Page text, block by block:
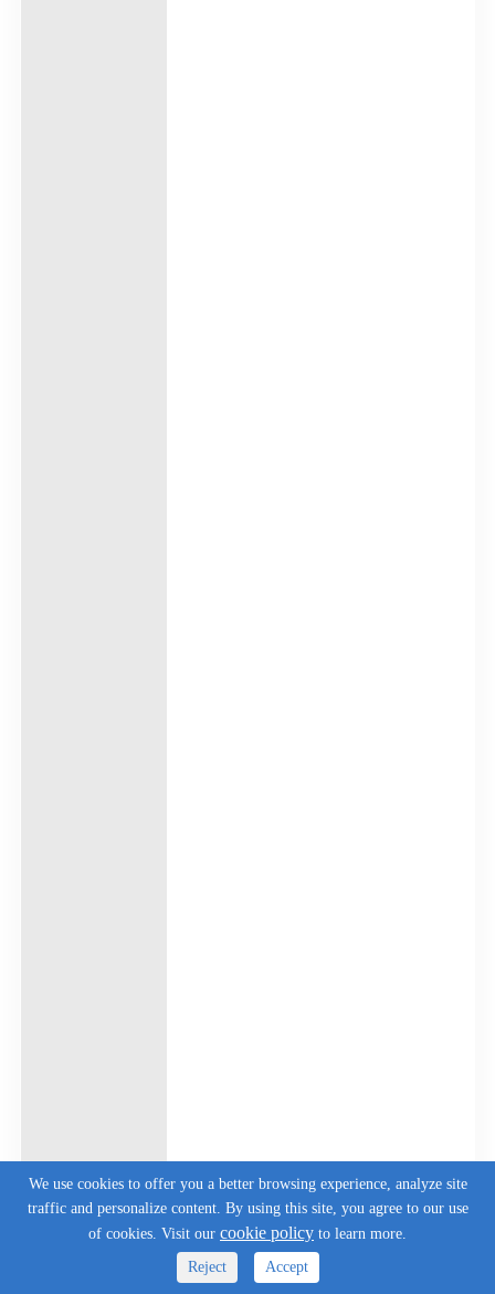
We use cookies to offer you a better browsing experience, analyze site
traffic and personalize content. By using this site, you agree to our use
of cookies. Visit our cookie policy to learn more.
Reject
Accept